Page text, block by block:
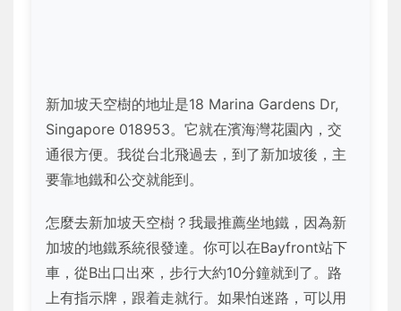
新加坡天空樹的地址是18 Marina Gardens Dr,
Singapore 018953。它就在濱海灣花園內，交
通很方便。我從台北飛過去，到了新加坡後，主
要靠地鐵和公交就能到。
怎麼去新加坡天空樹？我最推薦坐地鐵，因為新
加坡的地鐵系統很發達。你可以在Bayfront站下
車，從B出口出來，步行大約10分鐘就到了。路
上有指示牌，跟着走就行。如果怕迷路，可以用